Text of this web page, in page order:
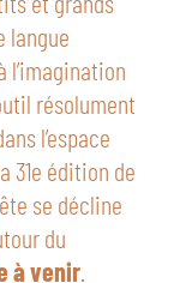
langue
l’imagination
résolument
l’espace
31e édition de
se décline
du
à venir.